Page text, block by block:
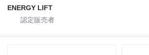
ENERGY LIFT